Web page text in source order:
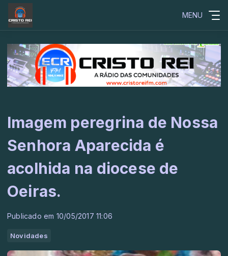
MENU
Imagem peregrina de Nossa
Senhora Aparecida é
acolhida na diocese de
Oeiras.
Publicado em 10/05/2017 11:06
Novidades